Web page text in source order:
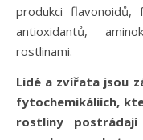
produkci flavonoidů,
antioxidantů,
rostlinami.
Lidé a zvířata jsou
fytochemikáliích,
rostliny